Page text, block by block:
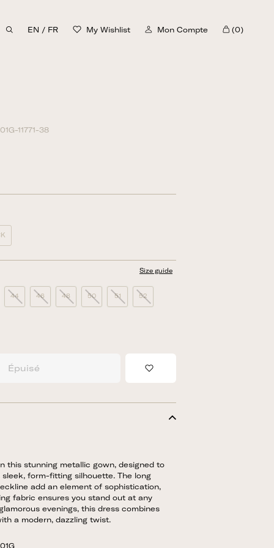
EN / FR My Wishlist Mon Compte (0)
Panier
11771-38
Size guide
44 46 48 50 51 52
Épuisé Add to Wishlist
this stunning metallic gown, designed to
form-fitting silhouette. The long
add an element of sophistication,
fabric ensures you stand out at any
evenings, this dress combines
a modern, dazzling twist.